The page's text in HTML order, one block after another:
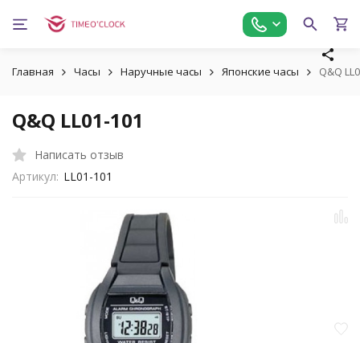
Главная Часы Наручные часы Японские часы Q&Q
Q&Q LL01-101
Написать отзыв
Артикул: LL01-101